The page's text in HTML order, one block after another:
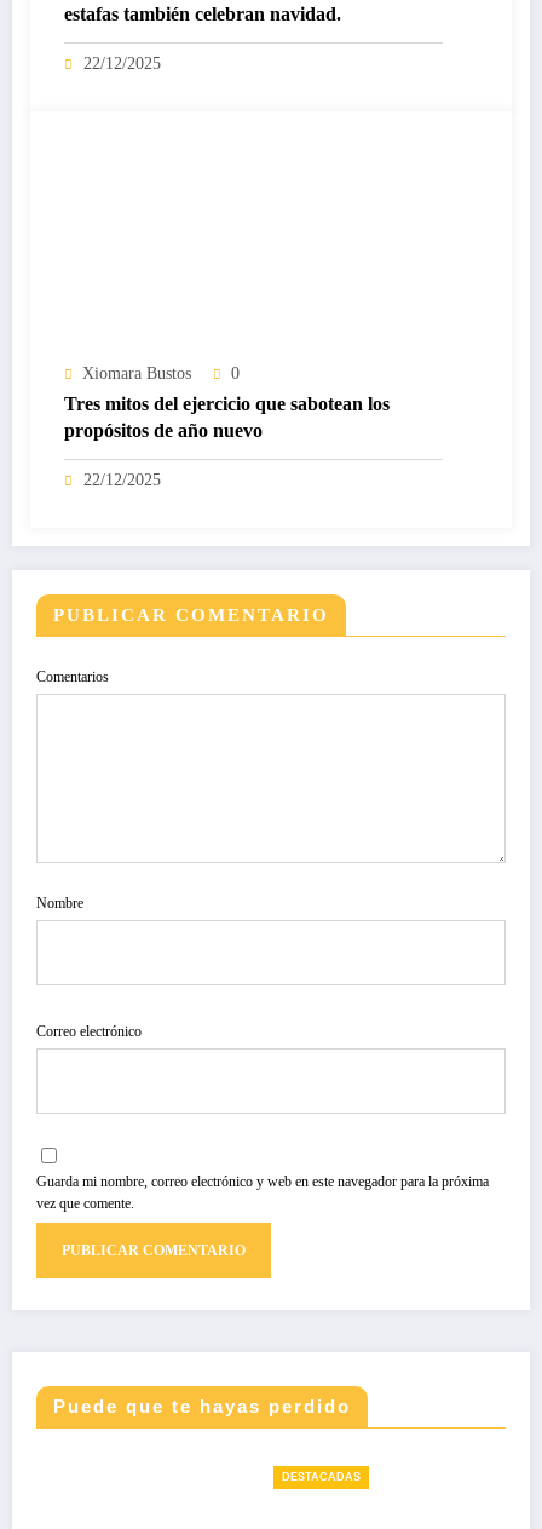
estafas también celebran navidad.
22/12/2025
Xiomara Bustos 0
Tres mitos del ejercicio que sabotean los
propósitos de año nuevo
22/12/2025
PUBLICAR COMENTARIO
Comentarios
Nombre
Correo electrónico
Guarda mi nombre, correo electrónico y web en este navegador para la próxima
vez que comente.
Puede que te hayas perdido